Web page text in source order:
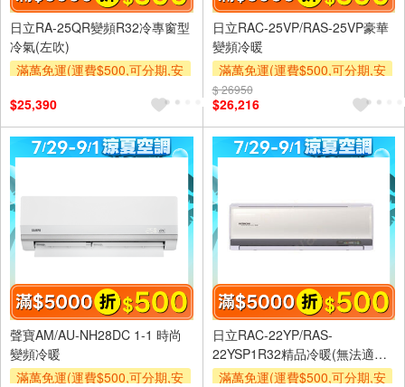
日立RA-25QR變頻R32冷專窗型
冷氣(左吹)
滿萬免運(運費$500,可分期,安
及使用6期以上分期0利率,需付
基本安裝運費)
滿額折$500
$25,390
日立RAC-25VP/RAS-25VP豪華
變頻冷暖
滿萬免運(運費$500,可分期,安
裝跨區費另計,單品未滿1萬元
及使用6期以上分期0利率,需付
基本安裝運費)
滿額折$500
$ 26950
$26,216
聲寶AM/AU-NH28DC 1-1 時尚
變頻冷暖
滿萬免運(運費$500,可分期,安
日立RAC-22YP/RAS-
22YSP1R32精品冷暖(無法適用
於系統中的指定日期，預計6月
滿萬免運(運費$500,可分期,安